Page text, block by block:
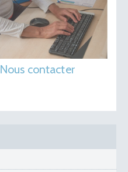
Nous contacter